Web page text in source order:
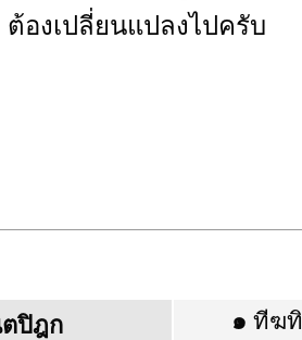
องเปลี่ยนแปลงไปครับ
ปิฎก
๑ ทีฆ